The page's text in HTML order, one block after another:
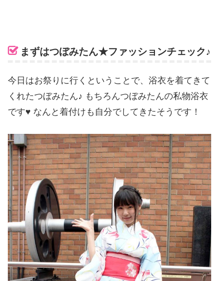
まずはつぼみたん★ファッションチェック♪
今日はお祭りに行くということで、浴衣を着てきて
くれたつぼみたん♪ もちろんつぼみたんの私物浴衣
です♥ なんと着付けも自分でしてきたそうです！